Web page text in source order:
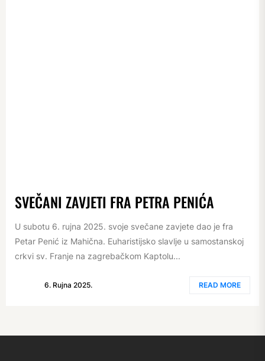
SVEČANI ZAVJETI FRA PETRA PENIĆA
U subotu 6. rujna 2025. svoje svečane zavjete dao je fra
Petar Penić iz Mahična. Euharistijsko slavlje u samostanskoj
crkvi sv. Franje na zagrebačkom Kaptolu...
6. Rujna 2025. READ MORE